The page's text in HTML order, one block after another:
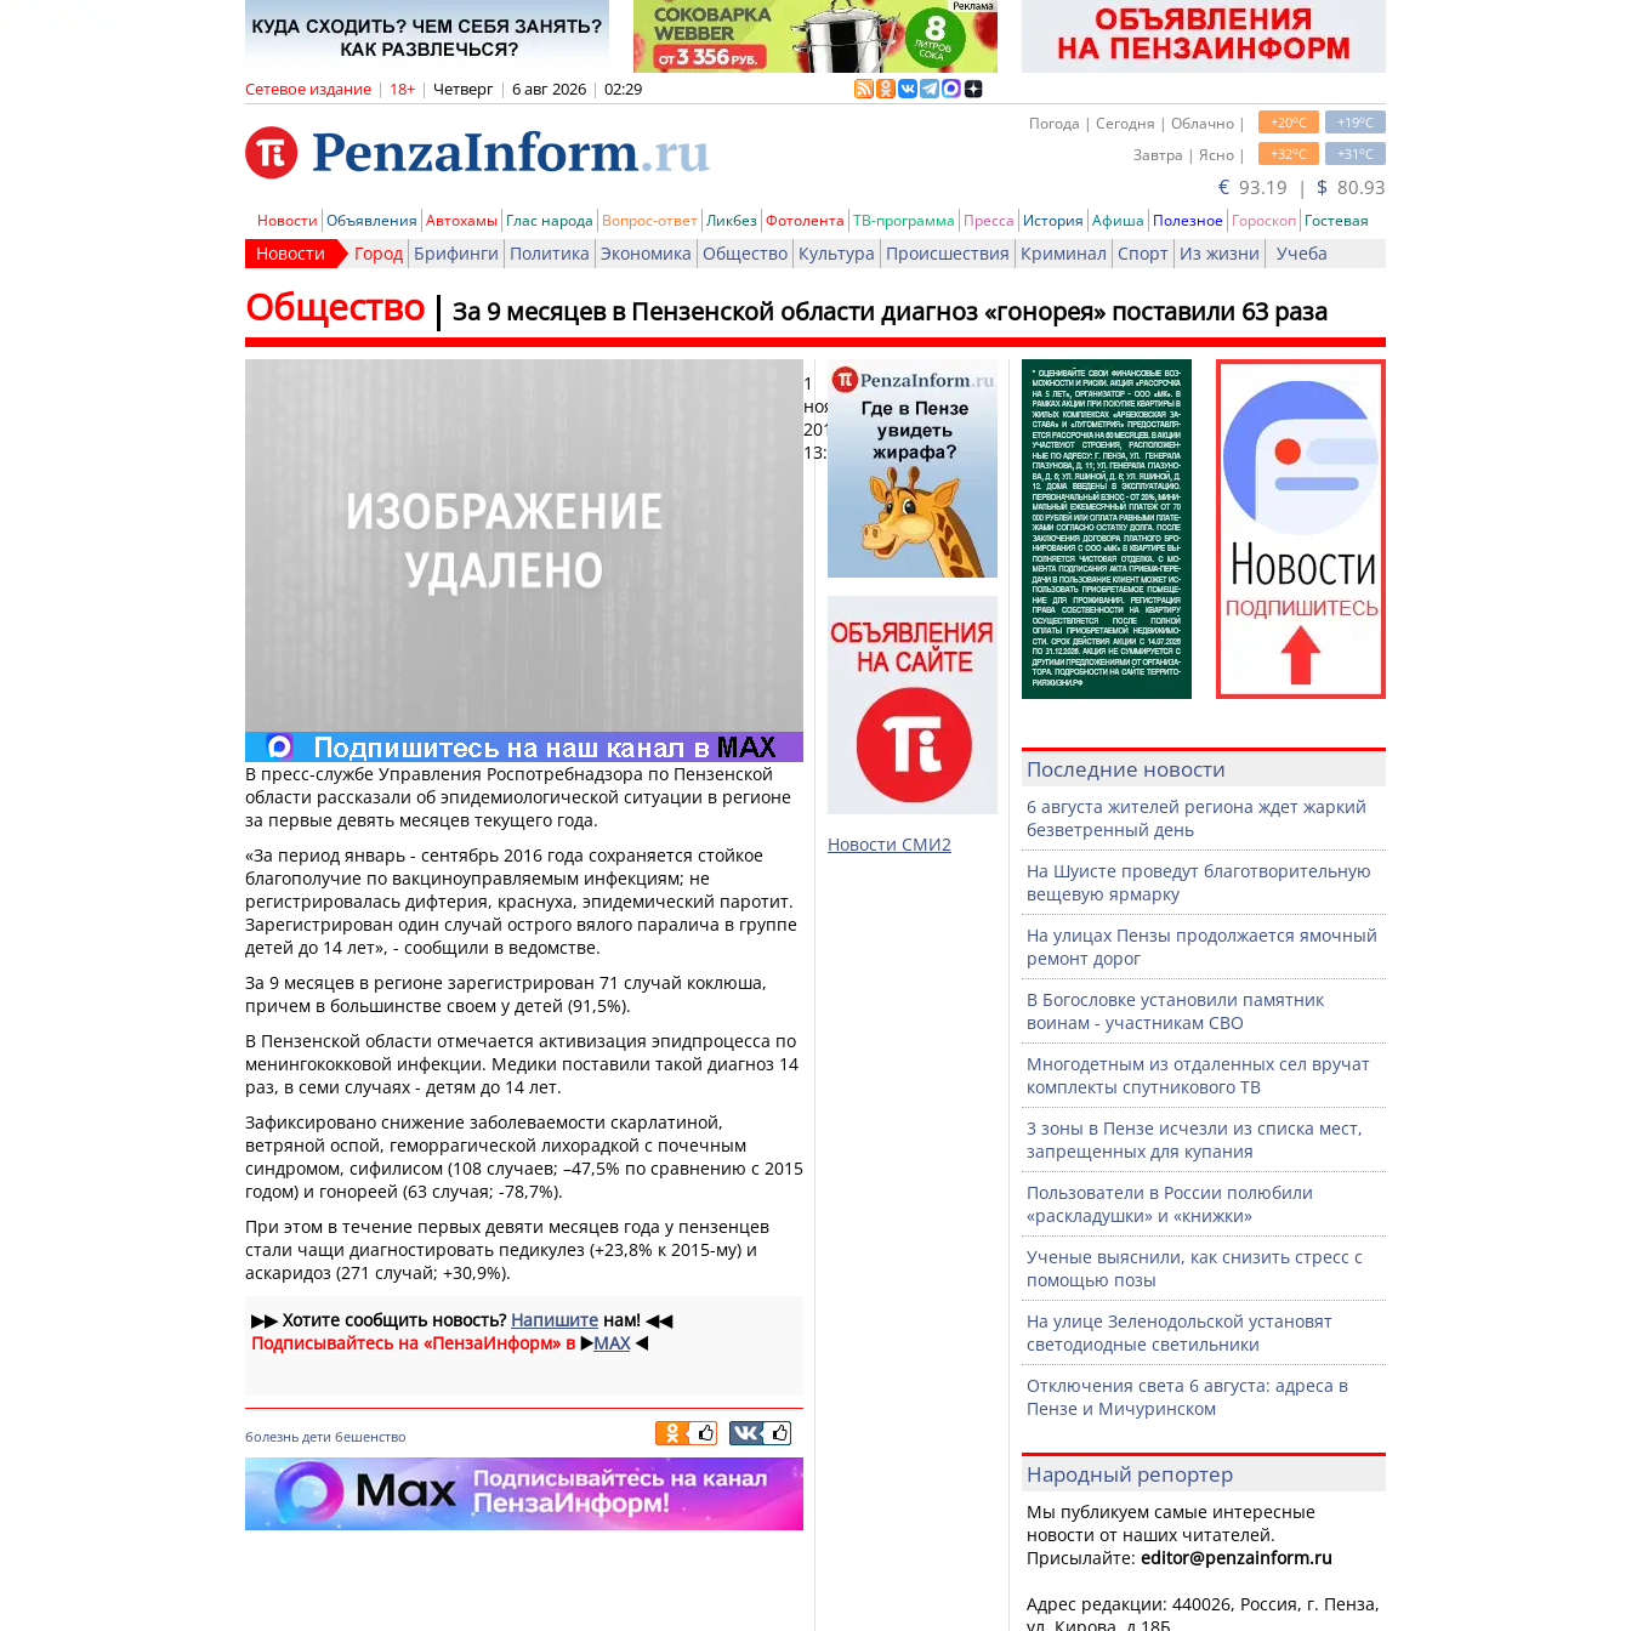
Сетевое издание | 18+ | Четверг | 6 авг 2026 | 02:29
+19oC
+20oC
Погода | Сегодня | Облачно |
+31oC
+32oC
Завтра | Ясно |
€ 93.19 | $ 80.93
Новости Объявления Автохамы Глас народа Вопрос-ответ Ликбез Фотолента ТВ-программа Пресса История Афиша Полезное Гороскоп Гостевая
Новости Город Брифинги Политика Экономика Общество Культура Происшествия Криминал Спорт Из жизни Учеба
За 9 месяцев в Пензенской области диагноз «гонорея» поставили 63 раза
Общество
1
ноября
2016,
13:35
Печать
В пресс-службе Управления Роспотребнадзора по Пензенской
области рассказали об эпидемиологической ситуации в регионе
за первые девять месяцев текущего года.
«За период январь - сентябрь 2016 года сохраняется стойкое
благополучие по вакциноуправляемым инфекциям; не
регистрировалась дифтерия, краснуха, эпидемический паротит.
Зарегистрирован один случай острого вялого паралича в группе
детей до 14 лет», - сообщили в ведомстве.
За 9 месяцев в регионе зарегистрирован 71 случай коклюша,
причем в большинстве своем у детей (91,5%).
В Пензенской области отмечается активизация эпидпроцесса по
менингококковой инфекции. Медики поставили такой диагноз 14
раз, в семи случаях - детям до 14 лет.
Зафиксировано снижение заболеваемости скарлатиной,
ветряной оспой, геморрагической лихорадкой с почечным
синдромом, сифилисом (108 случаев; –47,5% по сравнению с 2015
годом) и гонореей (63 случая; -78,7%).
При этом в течение первых девяти месяцев года у пензенцев
стали чащи диагностировать педикулез (+23,8% к 2015-му) и
аскаридоз (271 случай; +30,9%).
▶▶Хотите сообщить новость? Напишите нам! ◀◀
Подписывайтесь на «ПензаИнформ» в ▶️MAX ◀️
болезнь дети бешенство
Новости СМИ2
Последние новости
6 августа жителей региона ждет жаркий
безветренный день
На Шуисте проведут благотворительную
вещевую ярмарку
На улицах Пензы продолжается ямочный
ремонт дорог
В Богословке установили памятник
воинам - участникам СВО
Многодетным из отдаленных сел вручат
комплекты спутникового ТВ
3 зоны в Пензе исчезли из списка мест,
запрещенных для купания
Пользователи в России полюбили
«раскладушки» и «книжки»
Ученые выяснили, как снизить стресс с
помощью позы
На улице Зеленодольской установят
светодиодные светильники
Отключения света 6 августа: адреса в
Пензе и Мичуринском
Народный репортер
Мы публикуем самые интересные
новости от наших читателей.
Присылайте: editor@penzainform.ru
Адрес редакции: 440026, Россия, г. Пенза,